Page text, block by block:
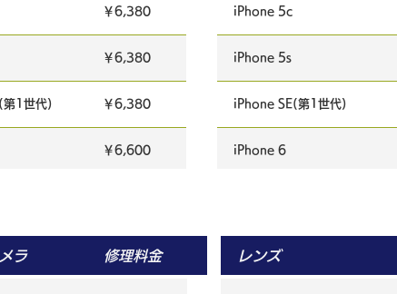
ガラス割れ 軽度
ガラス割れ 重度
TFT ガラス割れ 軽度
￥6,380
￥6,380
第1世代) ￥6,380
￥6,600
iPhone 5c
iPhone 5s
iPhone SE(第1世代)
iPhone 6
ラ 修理料金 レンズ